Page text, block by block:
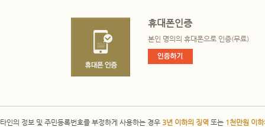
휴대폰인증
본인 명의의 휴대폰으로 인증(무료)
타인의 정보 및 주민등록번호를 부정하게 사용하는 경우 3년 이하의 징역 또는 1천만원 이